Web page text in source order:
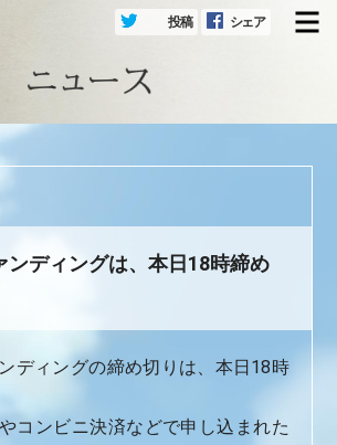
投稿 シェア
ンディングは、本日18時締め
ディングの締め切りは、本日18時
コンビニ決済などで申し込まれた